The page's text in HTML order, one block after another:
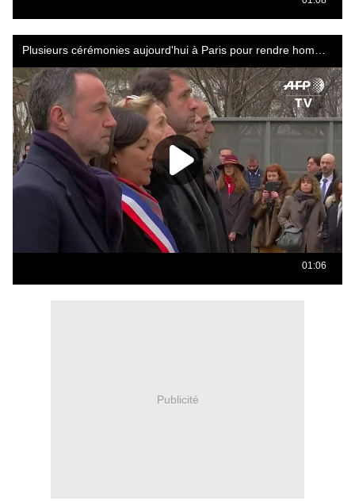
Publicité